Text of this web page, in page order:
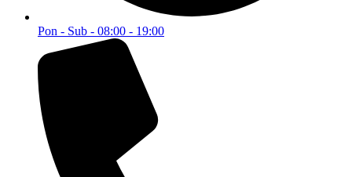
Pon - Sub - 08:00 - 19:00